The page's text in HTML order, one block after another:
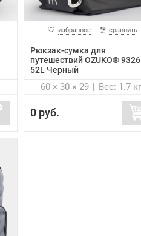
избранное сравнить
Рюкзак-сумка для
путешествий OZUKO® 9326
52L Черный
60 × 30 × 29 Вес: 1.7
0 руб.